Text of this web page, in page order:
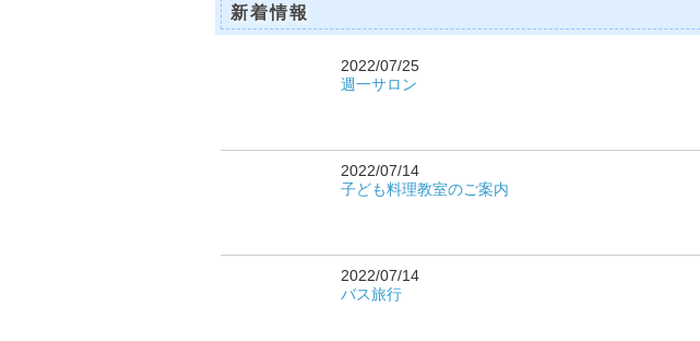
新着情報
2022/07/25
週一サロン
2022/07/14
子ども料理教室のご案内
2022/07/14
バス旅行